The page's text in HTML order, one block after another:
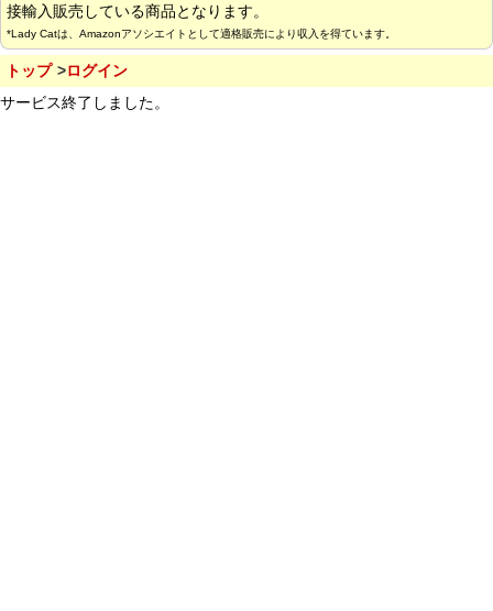
接輸入販売している商品となります。
*Lady Catは、Amazonアソシエイトとして適格販売により収入を得ています。
トップ
ログイン
サービス終了しました。